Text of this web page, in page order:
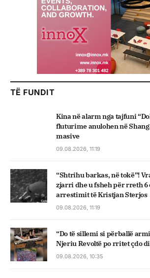
TË FUNDIT
Kina në alarm nga tajfuni
fluturime anulohen në
masive
09.08.2026, 11:19
“Shtrihu barkas, në tokë”!
zjarri dhe u fsheh për rreth
arrestimit të Kristjan Sterjos
09.08.2026, 11:19
“Do të sillemi si përballë
Njeriu Revoltë po rritet çdo
09.08.2026, 10:35